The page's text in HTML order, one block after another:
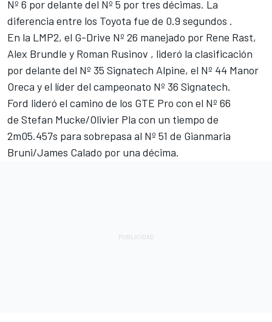
Nº 6 por delante del Nº 5 por tres décimas. La
diferencia entre los Toyota fue de 0.9 segundos .
En la LMP2, el G-Drive Nº 26 manejado por Rene Rast,
Alex Brundle y Roman Rusinov , lideró la clasificación
por delante del Nº 35 Signatech Alpine, el Nº 44 Manor
Oreca y el líder del campeonato Nº 36 Signatech.
Ford lideró el camino de los GTE Pro con el Nº 66
de Stefan Mucke/Olivier Pla con un tiempo de
2m05.457s para sobrepasa al Nº 51 de Gianmaria
Bruni/James Calado por una décima.